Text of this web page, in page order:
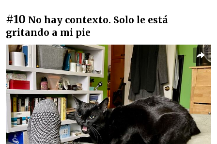
#10 No hay contexto. Solo le está
gritando a mi pie